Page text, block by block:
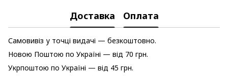
Доставка Оплата
Самовивіз у точці видачі — безкоштовно.
Новою Поштою по Україні — від 70 грн.
Укрпоштою по Україні — від 45 грн.